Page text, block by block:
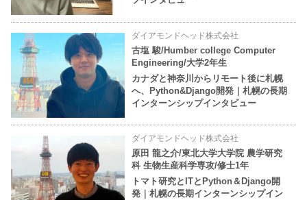
ダイアモンドヘッド株式会社
古塩 駿/Humber college Computer
Engineering/大学2年生
カナダと神奈川からリモート後に札幌
へ、Python&Django開発｜札幌の長期
インターンシップインタビュー
ダイアモンドヘッド株式会社
原田 龍之介/東北大学大学院 農学研究
科 生物生産科学専攻/修士1年
トマト研究とITとPython＆Django開
発｜札幌の長期インターンシップイン